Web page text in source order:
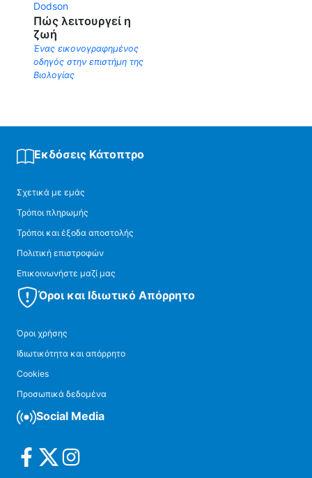
Dodson
Πώς λειτουργεί η
ζωή
Ένας εικονογραφημένος
οδηγός στην επιστήμη της
Bιολογίας
Εκδόσεις Κάτοπτρο
Σχετικά με εμάς
Τρόποι πληρωμής
Τρόποι και έξοδα αποστολής
Πολιτική επιστροφών
Επικοινωνήστε μαζί μας
Όροι και Ιδιωτικό Απόρρητο
Όροι χρήσης
Ιδιωτικότητα και απόρρητο
Cookies
Προσωπικά δεδομένα
Social Media